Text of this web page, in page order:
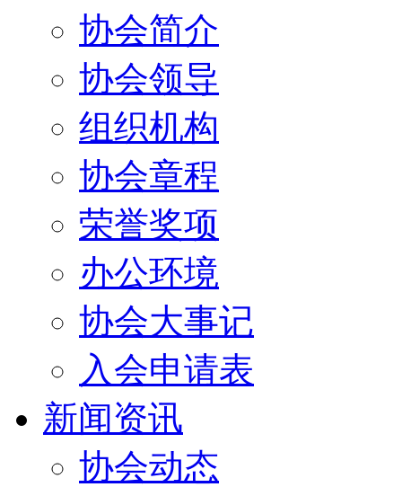
协会简介
协会领导
组织机构
协会章程
荣誉奖项
办公环境
协会大事记
入会申请表
新闻资讯
协会动态